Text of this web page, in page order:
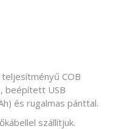
COB
beépített USB
és rugalmas pánttal.
szállítjuk.